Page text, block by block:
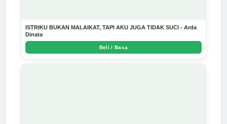
ISTRIKU BUKAN MALAIKAT, TAPI AKU JUGA TIDAK SUCI - Arda
Dinata
Beli / Baca